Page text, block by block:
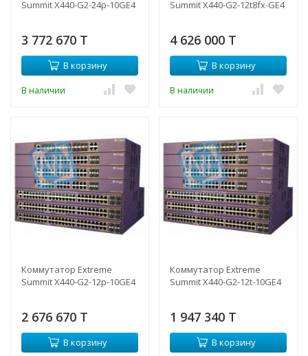
Summit X440-G2-24p-10GE4
3 772 670 T
В корзину
В наличии
Summit X440-G2-12t8fx-GE4
4 626 000 T
В корзину
В наличии
Коммутатор Extreme
Summit X440-G2-12p-10GE4
2 676 670 T
В корзину
Коммутатор Extreme
Summit X440-G2-12t-10GE4
1 947 340 T
В корзину